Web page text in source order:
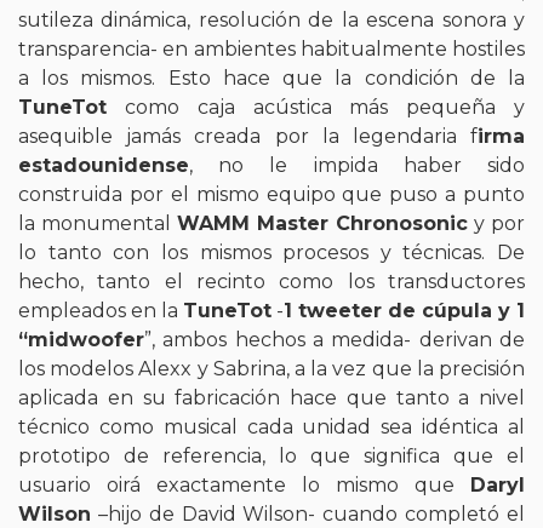
sutileza dinámica, resolución de la escena sonora y
transparencia- en ambientes habitualmente hostiles
a los mismos. Esto hace que la condición de la
TuneTot como caja acústica más pequeña y
asequible jamás creada por la legendaria firma
estadounidense, no le impida haber sido
construida por el mismo equipo que puso a punto
la monumental WAMM Master Chronosonic y por
lo tanto con los mismos procesos y técnicas. De
hecho, tanto el recinto como los transductores
empleados en la TuneTot -1 tweeter de cúpula y 1
“midwoofer”, ambos hechos a medida- derivan de
los modelos Alexx y Sabrina, a la vez que la precisión
aplicada en su fabricación hace que tanto a nivel
técnico como musical cada unidad sea idéntica al
prototipo de referencia, lo que significa que el
usuario oirá exactamente lo mismo que
Daryl
Wilson –hijo de David Wilson- cuando completó el